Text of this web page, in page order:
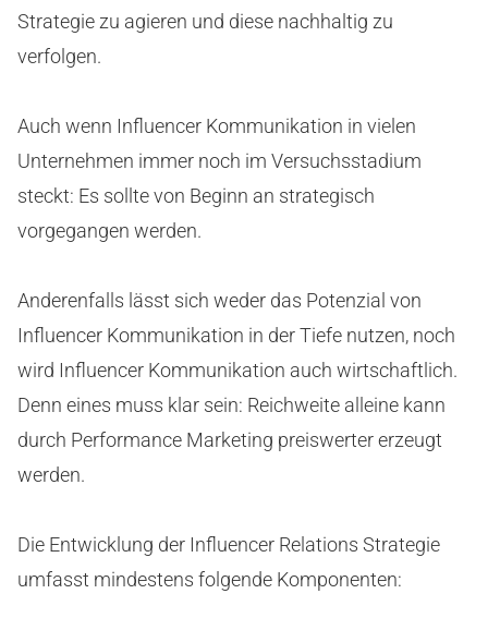
Strategie zu agieren und diese nachhaltig zu
verfolgen.
Auch wenn Influencer Kommunikation in vielen
Unternehmen immer noch im Versuchsstadium
steckt: Es sollte von Beginn an strategisch
vorgegangen werden.
Anderenfalls lässt sich weder das Potenzial von
Influencer Kommunikation in der Tiefe nutzen, noch
wird Influencer Kommunikation auch wirtschaftlich.
Denn eines muss klar sein: Reichweite alleine kann
durch Performance Marketing preiswerter erzeugt
werden.
Die Entwicklung der Influencer Relations Strategie
umfasst mindestens folgende Komponenten: